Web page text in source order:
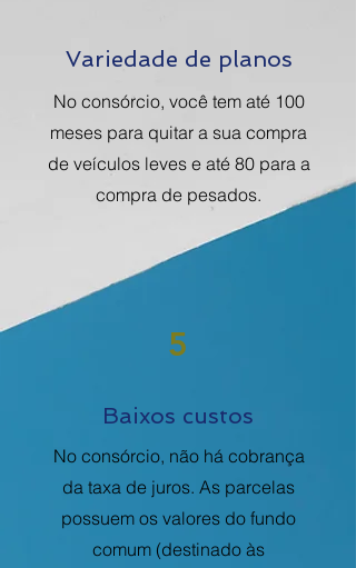
Variedade de planos
No consórcio, você tem até 100
meses para quitar a sua compra
de veículos leves e até 80 para a
compra de pesados.
5
Baixos custos
No consórcio, não há cobrança
da taxa de juros. As parcelas
possuem os valores do fundo
comum (destinado às